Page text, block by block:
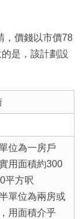
，價錢以市價78
是，該計劃設
位為一房戶
用面積約300
平方呎
單位為兩房或
用面積介乎